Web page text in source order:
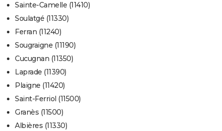
Sainte-Camelle (11410)
Soulatgé (11330)
Ferran (11240)
Sougraigne (11190)
Cucugnan (11350)
Laprade (11390)
Plaigne (11420)
Saint-Ferriol (11500)
Granès (11500)
Albières (11330)